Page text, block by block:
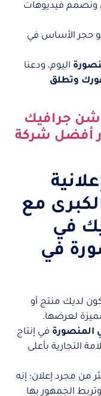
ونُصمم فيديوهات
هو حجر الأساس في
اليوم، ودعنا
وتطلق
جرافيك
أفضل شركة
مع
في
في
لديك منتج أو
لعرضها.
في إنتاج
التجارية بأعلى
من مجرد إعلان؛ إنه
الجمهور بها